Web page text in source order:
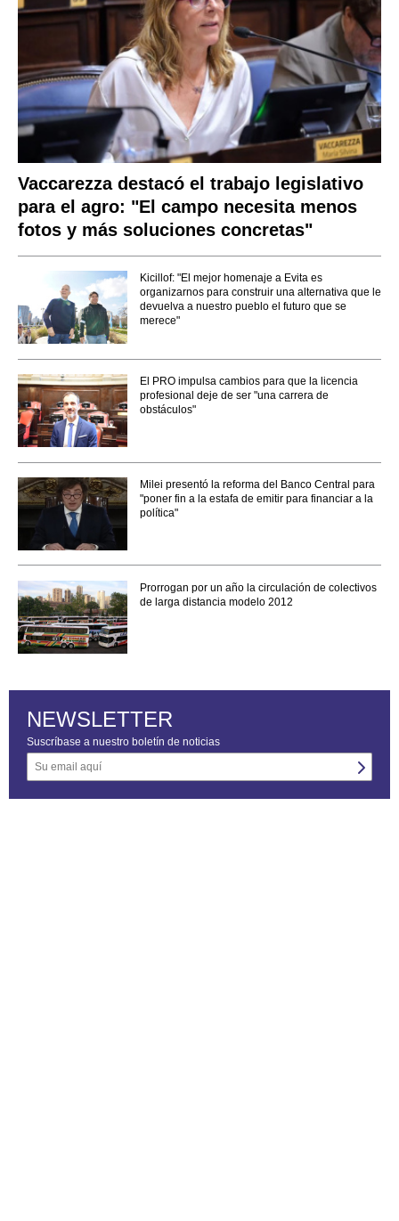
Vaccarezza destacó el trabajo legislativo
para el agro: "El campo necesita menos
fotos y más soluciones concretas"
Kicillof: "El mejor homenaje a Evita es
organizarnos para construir una alternativa que le
devuelva a nuestro pueblo el futuro que se
merece"
El PRO impulsa cambios para que la licencia
profesional deje de ser "una carrera de
obstáculos"
Milei presentó la reforma del Banco Central para
"poner fin a la estafa de emitir para financiar a la
política"
Prorrogan por un año la circulación de colectivos
de larga distancia modelo 2012
NEWSLETTER
Suscríbase a nuestro boletín de noticias